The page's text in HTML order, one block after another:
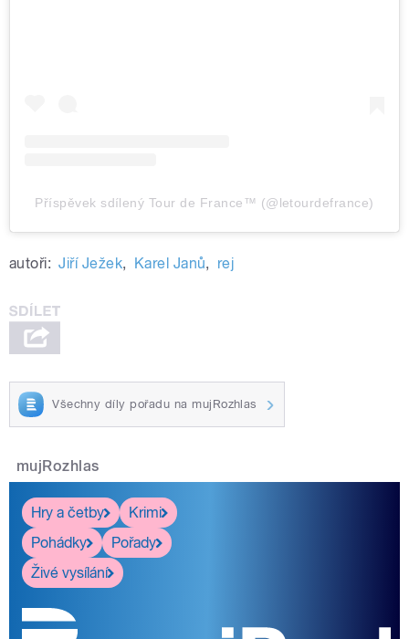
Příspěvek sdílený Tour de France™ (@letourdefrance)
autoři: Jiří Ježek, Karel Janů, rej
Všechny díly pořadu na mujRozhlas
mujRozhlas
Hry a četby
Krimi
Pohádky
Pořady
Živé vysílání